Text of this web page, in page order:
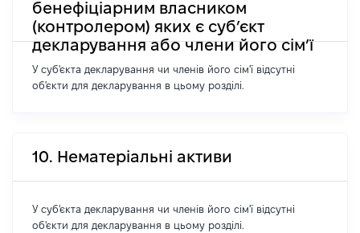
бенефіціарним власником
(контролером) яких є суб’єкт
декларування або члени його сім’ї
У суб'єкта декларування чи членів його сім'ї відсутні
об'єкти для декларування в цьому розділі.
10. Нематеріальні активи
У суб'єкта декларування чи членів його сім'ї відсутні
об'єкти для декларування в цьому розділі.